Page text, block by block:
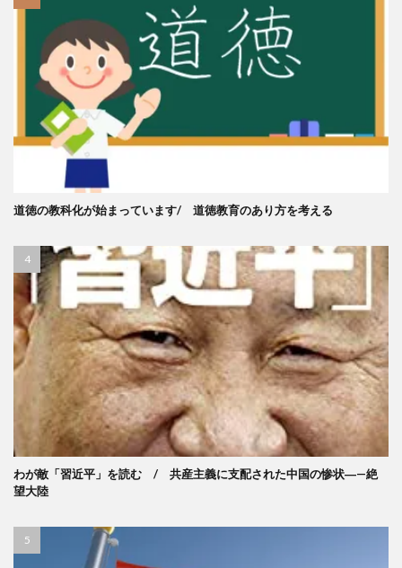
道徳の教科化が始まっています/ 道徳教育のあり方を考える
わが敵「習近平」を読む / 共産主義に支配された中国の惨状―—絶
望大陸